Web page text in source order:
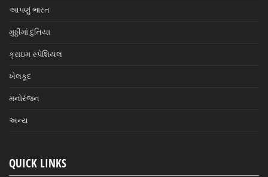
આપણું ભારત
મુઠ્ઠીમાં દુનિયા
ક્રાઇમ સ્પેશિયલ
ખેલકૂદ
મનોરંજન
અન્ય
QUICK LINKS